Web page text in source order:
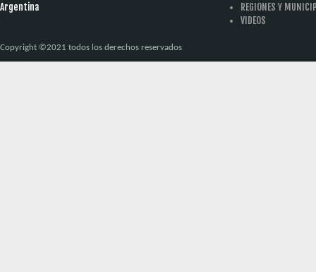
Argentina
REGIONES Y
VIDEOS
Copyright ©2021 todos los derechos reservados